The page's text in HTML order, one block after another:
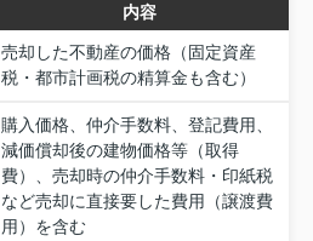
内容
売却した不動産の価格（固定資産
税・都市計画税の精算金も含む）
購入価格、仲介手数料、登記費用、
減価償却後の建物価格等（取得
費）、売却時の仲介手数料・印紙税
など売却に直接要した費用（譲渡費
用）を含む